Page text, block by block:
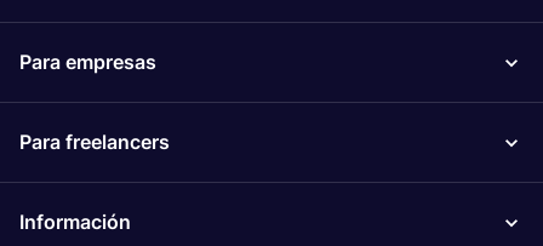
Para empresas
Para freelancers
Información